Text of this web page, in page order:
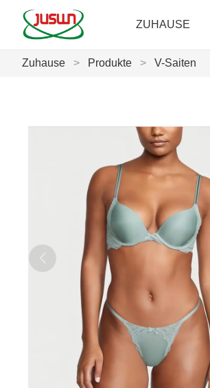
ZUHAUSE
Zuhause > Produkte > V-Saiten